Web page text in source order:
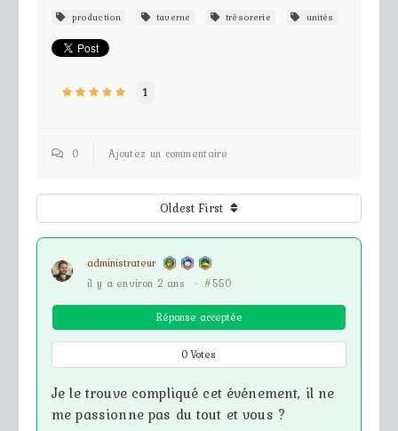
production
taverne trésorerie unités
1
0 Ajoutez un commentaire
Oldest First
administrateur
il y a environ 2 ans
· #550
Réponse acceptée
0Votes
Je le trouve compliqué cet événement, il ne
me passionne pas du tout et vous ?